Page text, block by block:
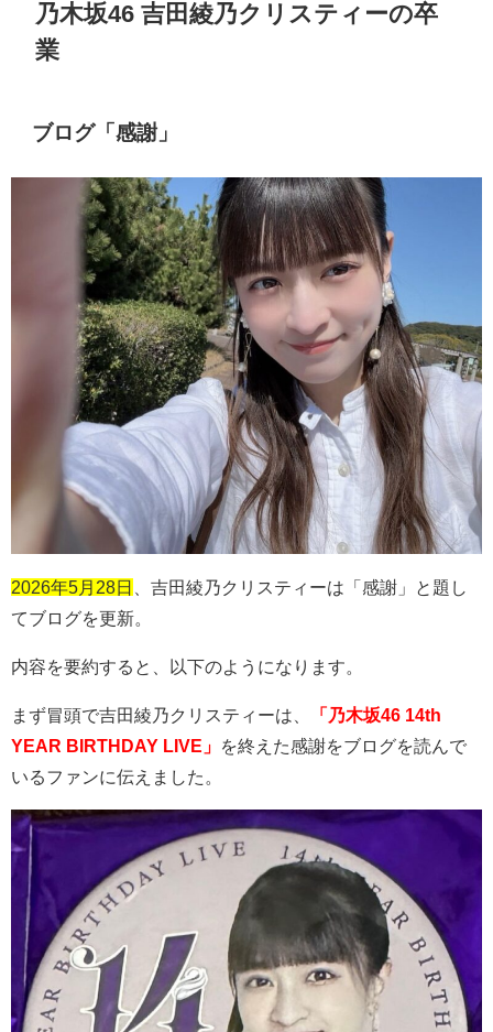
乃木坂46吉田綾乃クリスティーの卒
業
ブログ「感謝」
2026年5月28日
、吉田綾乃クリスティーは「感謝」と題し
てブログを更新。
内容を要約すると、以下のようになります。
まず冒頭で吉田綾乃クリスティーは、
「乃木坂46 14th
YEAR BIRTHDAY LIVE」
を終えた感謝をブログを読んで
いるファンに伝えました。